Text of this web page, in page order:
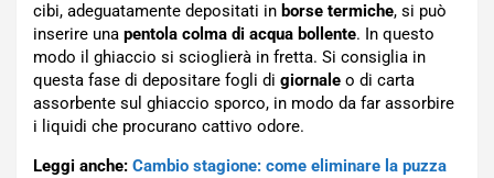
cibi, adeguatamente depositati in borse termiche, si può
inserire una pentola colma di acqua bollente. In questo
modo il ghiaccio si scioglierà in fretta. Si consiglia in
questa fase di depositare fogli di giornale o di carta
assorbente sul ghiaccio sporco, in modo da far assorbire
i liquidi che procurano cattivo odore.
Leggi anche: Cambio stagione: come eliminare la puzza